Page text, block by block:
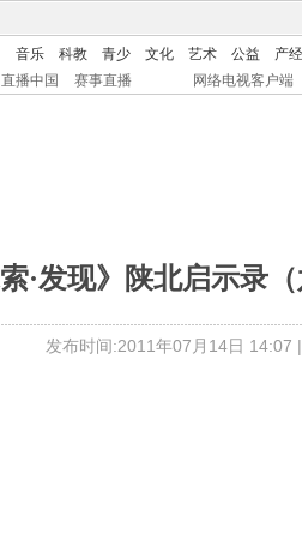
音乐 科教 青少 文化 艺术 公益 产经
直播中国 赛事直播 网络电视客户端
索·发现》陕北启示录
发布时间:2011年07月14日 14:07 |